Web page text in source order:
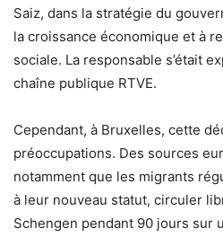
Saiz, dans la stratégie du
la croissance économique et à
sociale. La responsable s’était
chaîne publique RTVE.
Cependant, à Bruxelles, cette
préoccupations. Des sources
notamment que les migrants
à leur nouveau statut, circuler
Schengen pendant 90 jours sur